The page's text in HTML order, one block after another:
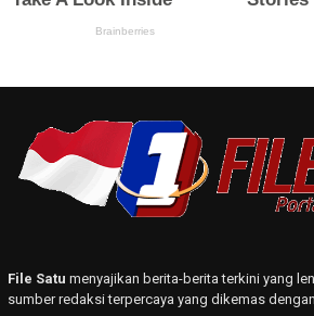
File Satu menyajikan berita-berita terkini yang
sumber redaksi terpercaya yang dikemas